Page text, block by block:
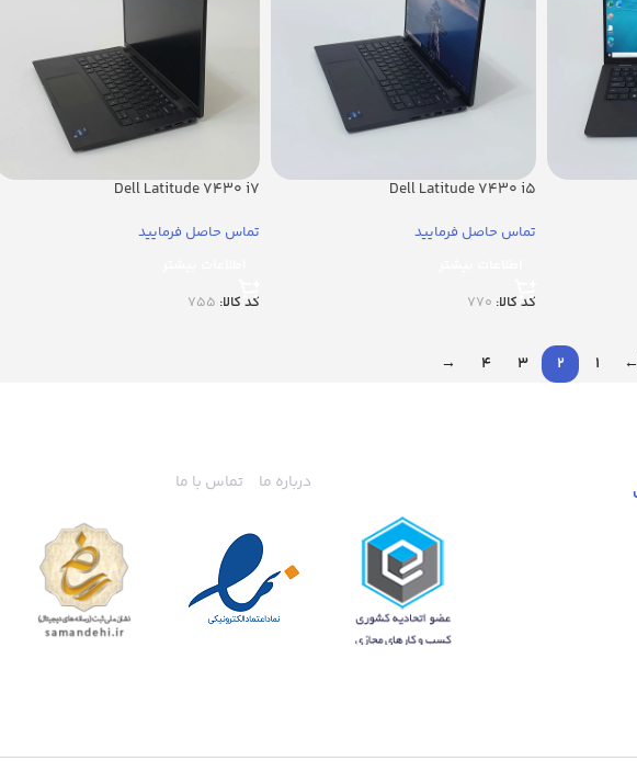
Dell Latitude 7430 i5
تماس حاصل فرمایید
کد کالا: 770
Dell Latitude 7430 i7
تماس حاصل فرمایید
کد کالا: 755
←
1
2
3
4
→
درباره ما تماس با ما